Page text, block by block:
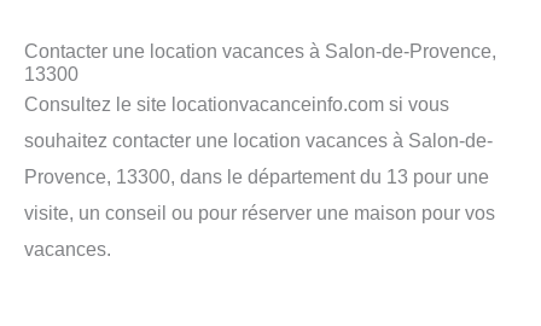
Contacter une location vacances à Salon-de-Provence,
13300
Consultez le site locationvacanceinfo.com si vous
souhaitez contacter une location vacances à Salon-de-
Provence, 13300, dans le département du 13 pour une
visite, un conseil ou pour réserver une maison pour vos
vacances.